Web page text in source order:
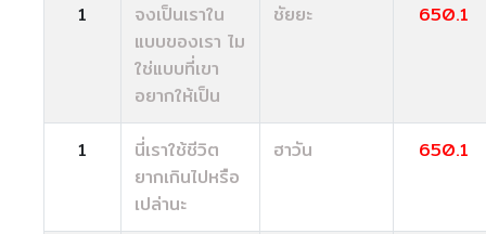
1
จงเป็นเราใน
แบบของเรา ไม
ใช่แบบที่เขา
อยากให้เป็น
ชัยยะ 650.1
1
นี่เราใช้ชีวิต
ยากเกินไปหรือ
เปล่านะ
ฮาวัน 650.1